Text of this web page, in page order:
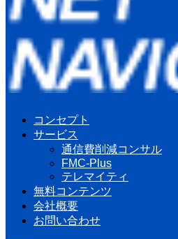
コンセプト
サービス
通信費削減コンサル
FMC-Plus
テレマイティ
無料コンテンツ
会社概要
お問い合わせ